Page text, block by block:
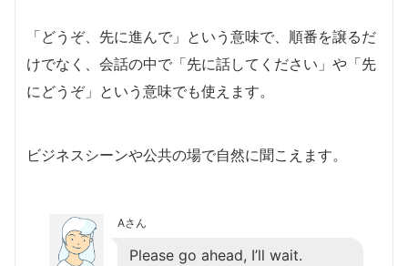
「どうぞ、先に進んで」という意味で、順番を譲るだ
けでなく、会話の中で「先に話してください」や「先
にどうぞ」という意味でも使えます。
ビジネスシーンや公共の場で自然に聞こえます。
Aさん
Please go ahead, I’ll wait.